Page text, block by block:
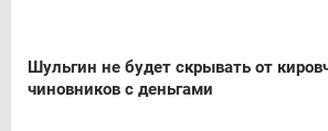
Шульгин не будет скрывать от
чиновников с деньгами